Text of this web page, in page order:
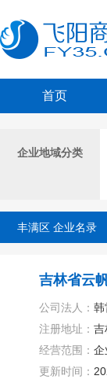
首页
企业地域分类
丰满区 企业名录
吉林省云
公司法人： 韩
注册地址： 吉
经营范围： 企
更新时间：